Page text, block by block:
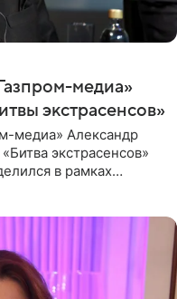
медиа»
экстрасенсов»
медиа» Александр
экстрасенсов»
в рамках